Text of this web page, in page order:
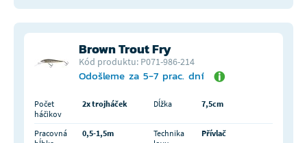
Brown Trout Fry
Kód produktu: P071-986-214
Odošleme za 5-7 prac. dní
Počet
háčikov
2x trojháček Dĺžka 7,5cm
Pracovná
0,5-1,5m
Technika
Přívlač